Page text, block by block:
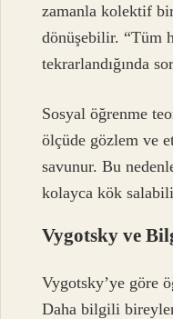
zamanla kolektif
dönüşebilir. “Tüm
tekrarlandığında
Sosyal öğrenme
ölçüde gözlem ve
savunur. Bu
kolayca kök
Vygotsky ve
Vygotsky’ye göre
Daha bilgili